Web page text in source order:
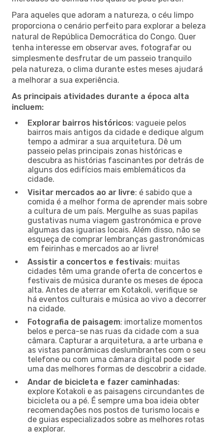
Para aqueles que adoram a natureza, o céu limpo
proporciona o cenário perfeito para explorar a beleza
natural de República Democrática do Congo. Quer
tenha interesse em observar aves, fotografar ou
simplesmente desfrutar de um passeio tranquilo
pela natureza, o clima durante estes meses ajudará
a melhorar a sua experiência.
As principais atividades durante a época alta
incluem:
Explorar bairros históricos: vagueie pelos
bairros mais antigos da cidade e dedique algum
tempo a admirar a sua arquitetura. Dê um
passeio pelas principais zonas históricas e
descubra as histórias fascinantes por detrás de
alguns dos edifícios mais emblemáticos da
cidade.
Visitar mercados ao ar livre: é sabido que a
comida é a melhor forma de aprender mais sobre
a cultura de um país. Mergulhe as suas papilas
gustativas numa viagem gastronómica e prove
algumas das iguarias locais. Além disso, não se
esqueça de comprar lembranças gastronómicas
em feirinhas e mercados ao ar livre!
Assistir a concertos e festivais: muitas
cidades têm uma grande oferta de concertos e
festivais de música durante os meses de época
alta. Antes de aterrar em Kotakoli, verifique se
há eventos culturais e música ao vivo a decorrer
na cidade.
Fotografia de paisagem: imortalize momentos
belos e perca-se nas ruas da cidade com a sua
câmara. Capturar a arquitetura, a arte urbana e
as vistas panorâmicas deslumbrantes com o seu
telefone ou com uma câmara digital pode ser
uma das melhores formas de descobrir a cidade.
Andar de bicicleta e fazer caminhadas:
explore Kotakoli e as paisagens circundantes de
bicicleta ou a pé. É sempre uma boa ideia obter
recomendações nos postos de turismo locais e
de guias especializados sobre as melhores rotas
a explorar.